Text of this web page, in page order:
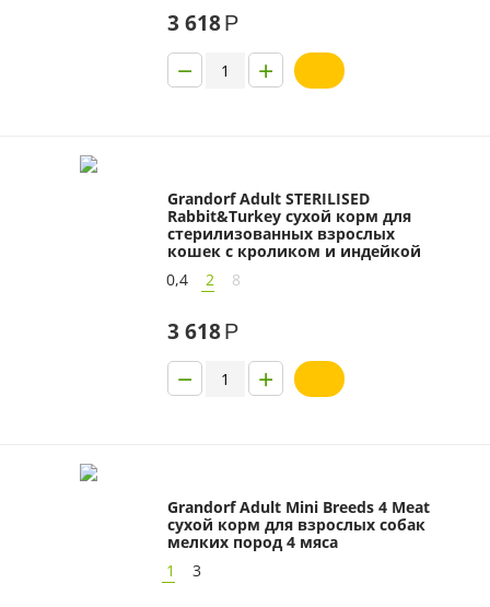
3 618Р
+
−
Grandorf Adult STERILISED
Rabbit&Turkey сухой корм для
стерилизованных взрослых
кошек с кроликом и индейкой
0,4
2 8
3 618Р
+
−
Grandorf Adult Mini Breeds 4 Meat
сухой корм для взрослых собак
мелких пород 4 мяса
1
3